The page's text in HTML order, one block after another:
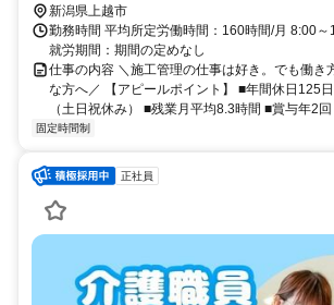
新潟県上越市
勤務時間 平均所定労働時間：160時間/月 8:00～
就労期間：期間の定めなし
仕事の内容 ＼施工管理の仕事は好き。でも働き
な方へ／ 【アピールポイント】 ■年間休日125
（土日祝休み） ■残業月平均8.3時間 ■賞与年2回
固定時間制
正社員